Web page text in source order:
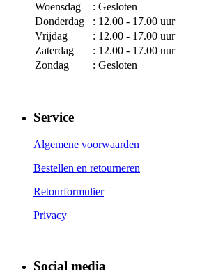
Woensdag
: Gesloten
Donderdag
: 12.00 - 17.00 uur
Vrijdag
: 12.00 - 17.00 uur
Zaterdag
: 12.00 - 17.00 uur
Zondag
: Gesloten
Service
Algemene voorwaarden
Bestellen en retourneren
Retourformulier
Privacy
Social media